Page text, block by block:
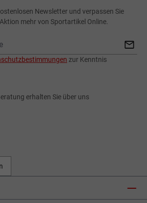
Newsletter und verpassen Sie
mehr von Sportartikel Online.
zur Kenntnis
erhalten Sie über uns